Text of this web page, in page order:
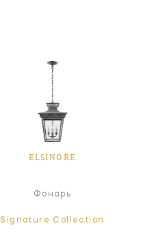
ELSINORE
Фонарь
Signature Collection